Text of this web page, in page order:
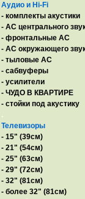
Аудио и Hi-Fi
- комплекты акустики
- AC центрального
- фронтальные АС
- АС окружающего
- тыловые АС
- сабвуферы
- усилители
- ЧУДО В КВАРТИРЕ
- стойки под акустику
.
Телевизоры
- 15" (39см)
- 21" (54см)
- 25" (63см)
- 29" (72см)
- 32" (81см)
- более 32" (81см)